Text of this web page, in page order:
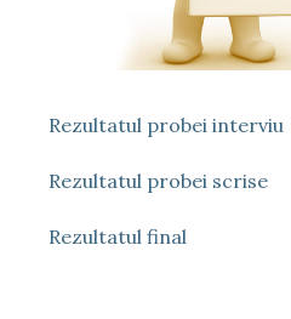
Rezultatul probei interviu
Rezultatul probei scrise
Rezultatul final